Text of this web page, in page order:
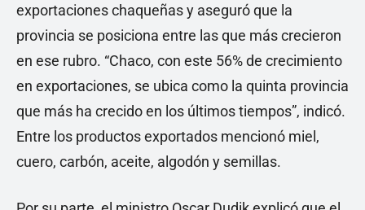
exportaciones chaqueñas y aseguró que la
provincia se posiciona entre las que más crecieron
en ese rubro. “Chaco, con este 56% de crecimiento
en exportaciones, se ubica como la quinta provincia
que más ha crecido en los últimos tiempos”, indicó.
Entre los productos exportados mencionó miel,
cuero, carbón, aceite, algodón y semillas.